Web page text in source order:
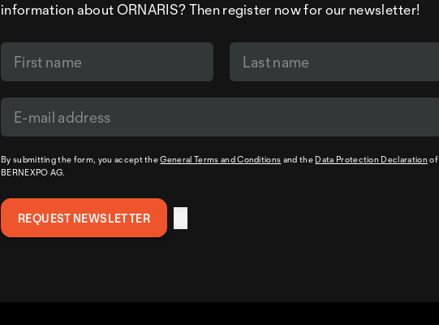
information about ORNARIS? Then register now for our newsletter!
By submitting the form, you accept theGeneral Terms and Conditions and the Data Protection Declarationof
BERNEXPO AG.